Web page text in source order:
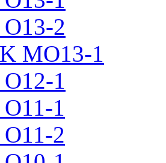
2
MO13-1
1
1
2